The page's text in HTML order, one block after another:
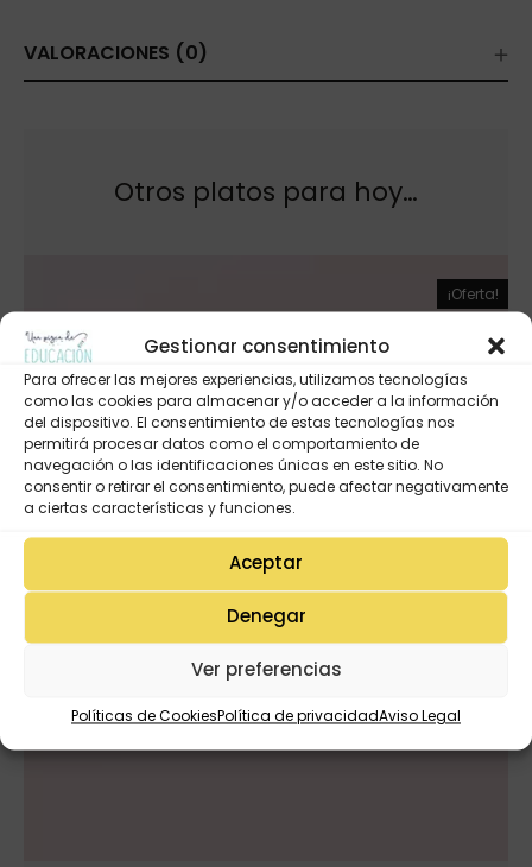
Gestionar consentimiento
Para ofrecer las mejores experiencias, utilizamos tecnologías
como las cookies para almacenar y/o acceder a la información
del dispositivo. El consentimiento de estas tecnologías nos
permitirá procesar datos como el comportamiento de
navegación o las identificaciones únicas en este sitio. No
consentir o retirar el consentimiento, puede afectar negativamente
a ciertas características y funciones.
Aceptar
Denegar
Ver preferencias
Políticas de CookiesPolítica de privacidadAviso Legal
VALORACIONES (0)
Otros platos para hoy…
¡Oferta!